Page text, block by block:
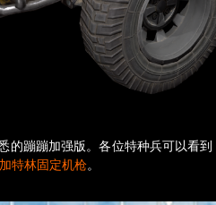
的蹦蹦加强版。各位特种兵可以看
加特林固定机枪。